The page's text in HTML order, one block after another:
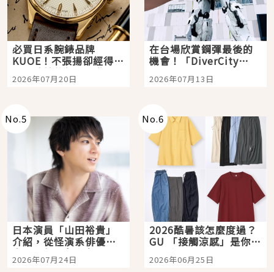
必買日系腕錶品牌
KUOE！不張揚卻經得起
時間洗鍊的經典之作五
選
2026年07月20日
在台場欣賞鋼彈最後的
機會！「DiverCity
Tokyo Plaza」搭船、
購物、美食及夜景，一
2026年07月13日
No.5
日本演員「山田裕貴」
介紹，從怪演系俳優走
向國民級日劇主角
2026年07月24日
No.6
2026酷暑該怎麼度過？
GU 「接觸涼感」是你的
夏日救星
2026年06月25日